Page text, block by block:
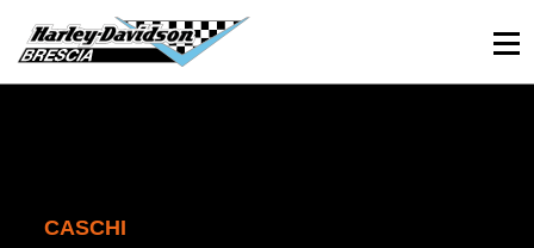
030 3366984 Viale Sant’Eufemia, 26 - Brescia
CASCHI